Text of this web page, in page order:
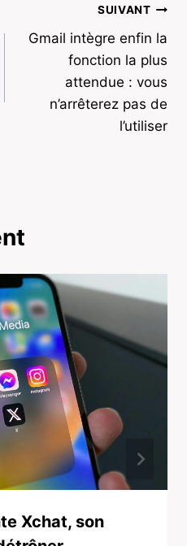
SUIVANT
Gmail intègre enfin la
fonction la plus
attendue : vous
n’arrêterez pas de
l’utiliser
Xchat, son